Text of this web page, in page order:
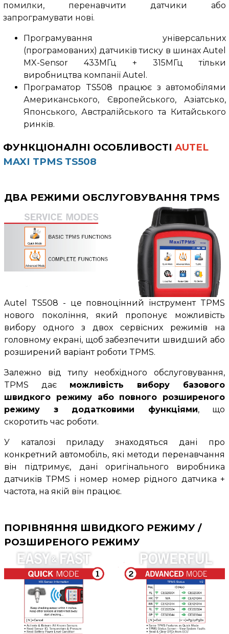
помилки, перенавчити датчики або
запрограмувати нові.
Програмування універсальних
(програмованих) датчиків тиску в шинах Autel
MX-Sensor 433МГц + 315МГц тільки
виробництва компанії Autel.
Програматор
TS508 працює з автомобілями
Американського, Європейського, Азіатсько,
Японського, Австралійського та Китайського
ринків.
ФУНКЦІОНАЛНІ ОСОБЛИВОСТІ AUTEL
MAXI TPMS TS508
ДВА РЕЖИМИ ОБСЛУГОВУВАННЯ TPMS
Autel TS508 - це повноцінний інструмент TPMS
нового покоління, який пропонує можливість
вибору одного з двох сервісних режимів на
головному екрані, щоб забезпечити швидший або
розширений варіант роботи TPMS.
Залежно від типу необхідного обслуговування,
TPMS дає можливість вибору базового
швидкого режиму або повного розширеного
режиму з додатковими функціями, що
скоротить час роботи.
У каталозі приладу знаходяться дані про
конкретний автомобіль, які методи перенавчання
він підтримує, дані оригінального виробника
датчиків TPMS і номер номер рідного датчика +
частота, на якій він працює.
ПОРІВНЯННЯ ШВИДКОГО РЕЖИМУ /
РОЗШИРЕНОГО РЕЖИМУ